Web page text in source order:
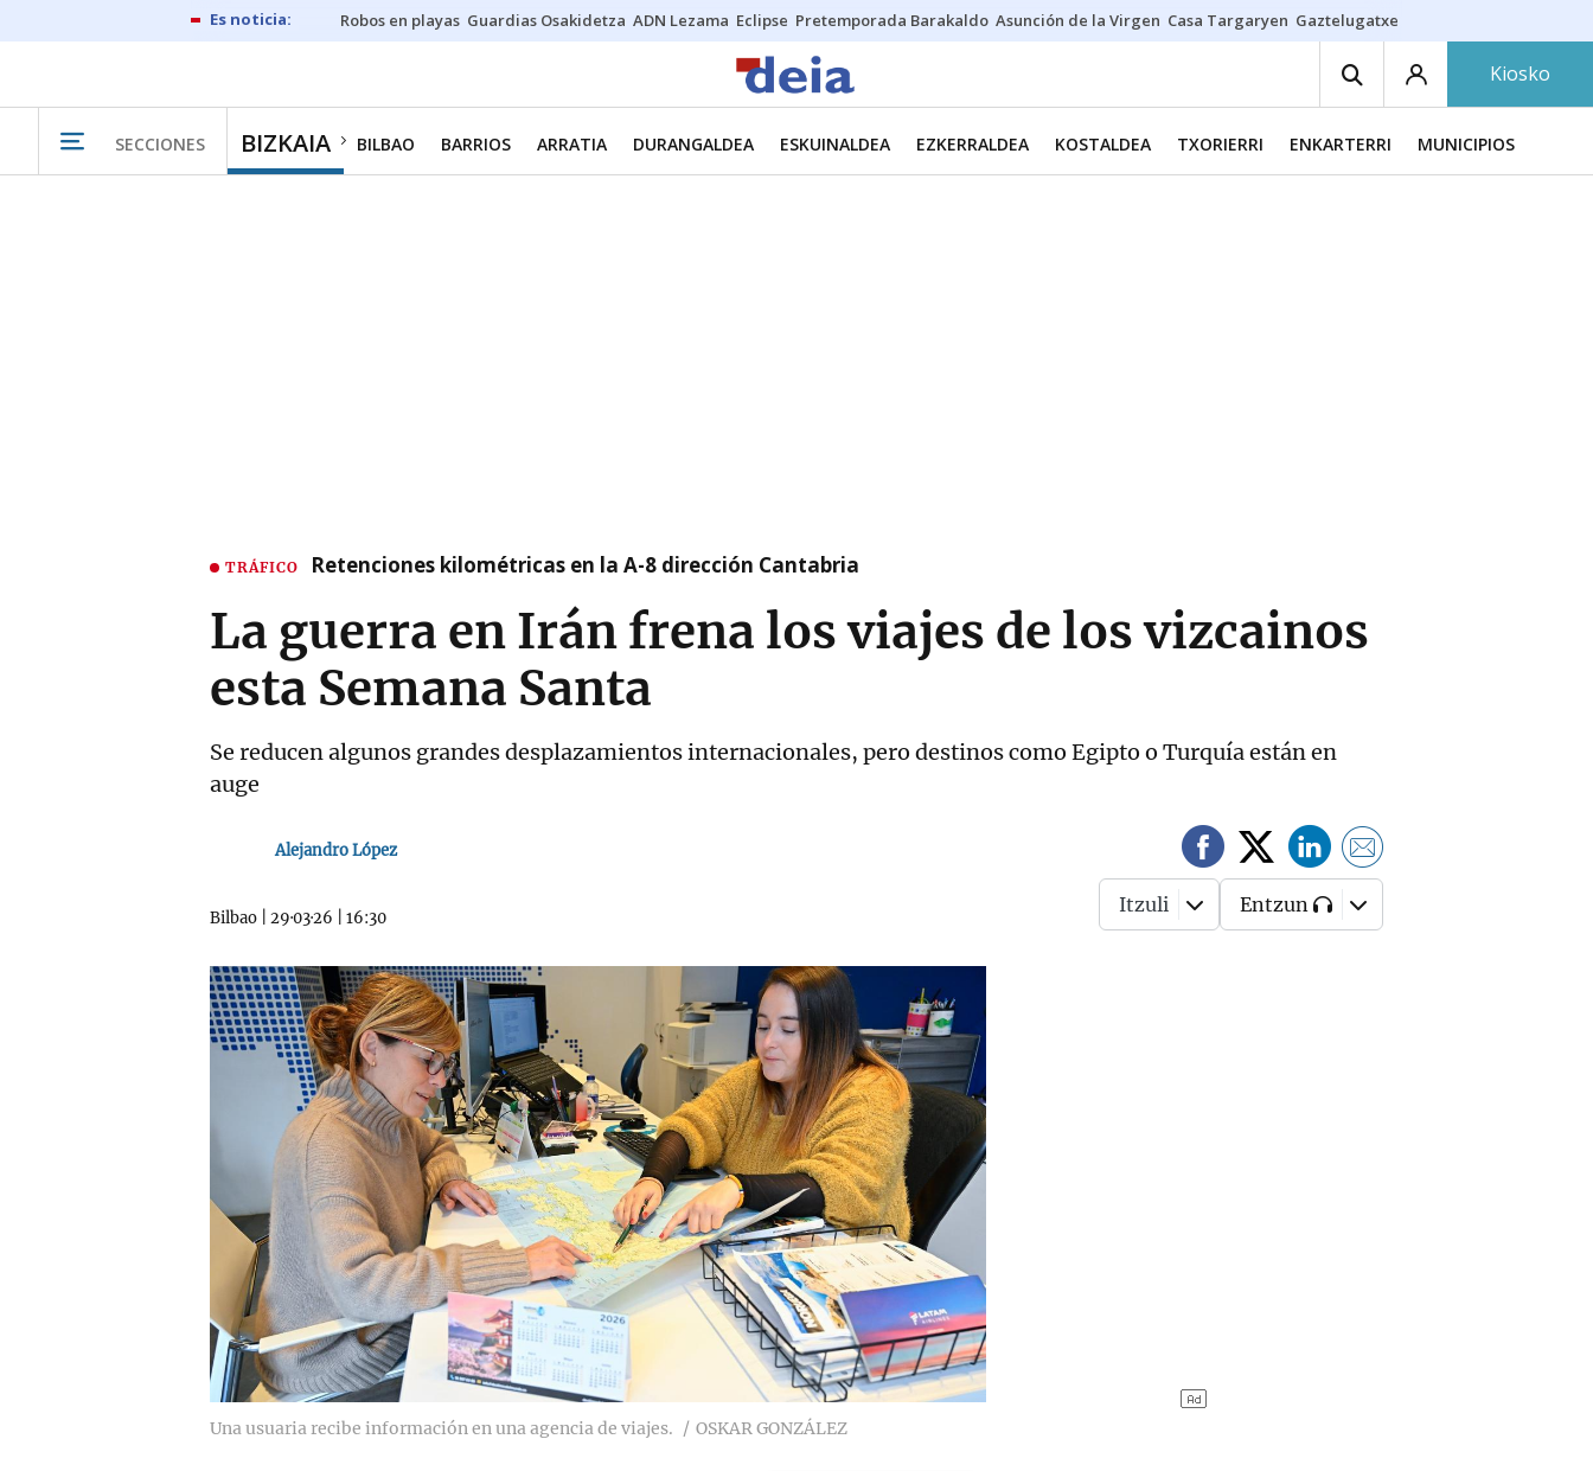
Robos en playas Guardias Osakidetza ADN Lezama Eclipse Pretemporada Barakaldo Asunción de la Virgen Casa Targaryen Gaztelugatxe
Kiosko
SECCIONES BIZKAIA BILBAO BARRIOS ARRATIA DURANGALDEA ESKUINALDEA EZKERRALDEA KOSTALDEA TXORIERRI ENKARTERRI MUNICIPIOS
TRÁFICO Retenciones kilométricas en la A-8 dirección Cantabria
La guerra en Irán frena los viajes de los vizcainos
esta Semana Santa
Se reducen algunos grandes desplazamientos internacionales, pero destinos como Egipto o Turquía están en
auge
Alejandro López
Bilbao 29·03·26 16:30
Itzuli Entzun
Una usuaria recibe información en una agencia de viajes. OSKAR GONZÁLEZ